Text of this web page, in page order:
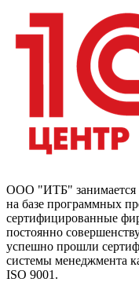
ООО "ИТБ" занимается
на базе программных
сертифицированные
постоянно
успешно прошли
системы менеджмента
ISO 9001.